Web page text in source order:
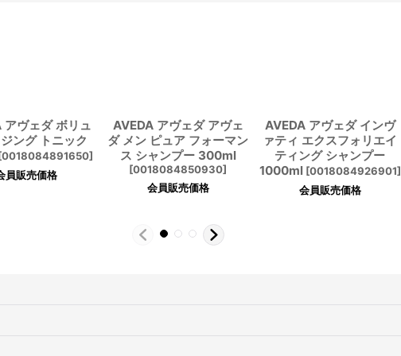
アヴェダ ボリュ
ング トニック
0018084891650]
員販売価格
AVEDA アヴェダ アヴェ
ダ メン ピュア フォーマン
ス シャンプー 300ml
[0018084850930]
会員販売価格
AVEDA アヴェダ インヴ
ァティ エクスフォリエイ
ティング シャンプー
1000ml [0018084926901]
会員販売価格